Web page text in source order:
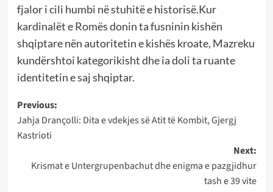
fjalor i cili humbi në stuhitë e historisë.Kur
kardinalët e Romës donin ta fusninin kishën
shqiptare nën autoritetin e kishës kroate, Mazreku
kundërshtoi kategorikisht dhe ia doli ta ruante
identitetin e saj shqiptar.
Post
navigation
Previous:
Jahja Drançolli: Dita e vdekjes së Atit të Kombit, Gjergj
Kastrioti
Next:
Krismat e Untergrupenbachut dhe enigma e pazgjidhur
tash e 39 vite